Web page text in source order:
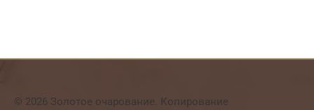
© 2026 Золотое очарование. Копирование